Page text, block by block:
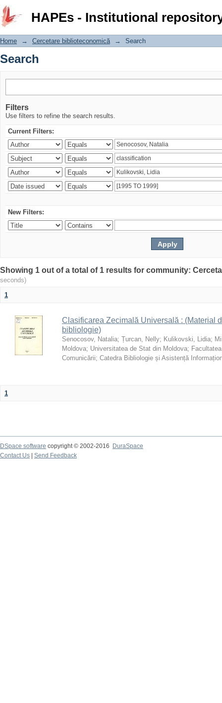
HAPEs - Institutional
Search
Home → Cercetare biblioteconomică → Search
Search
Filters
Use filters to refine the search results.
Current Filters:
New Filters:
Showing 1 out of a total of 1 results for community:
seconds)
1
Clasificarea Zecimală Universală : (Material
bibliologie)
Senocosov, Natalia; Țurcan, Nelly; Kulikovski, Lidia;
Moldova; Universitatea de Stat din Moldova;
Comunicării; Catedra Bibliologie și Asistență
1
DSpace software copyright © 2002-2016
DuraSpace
Contact Us
Send Feedback